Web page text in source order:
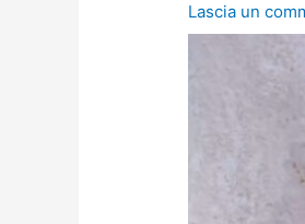
Lascia un